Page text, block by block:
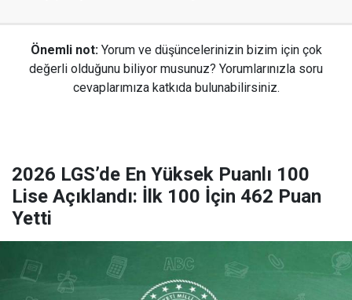
Önemli not: Yorum ve düşüncelerinizin bizim için çok
değerli olduğunu biliyor musunuz? Yorumlarınızla soru
cevaplarımıza katkıda bulunabilirsiniz.
2026 LGS’de En Yüksek Puanlı 100
Lise Açıklandı: İlk 100 İçin 462 Puan
Yetti